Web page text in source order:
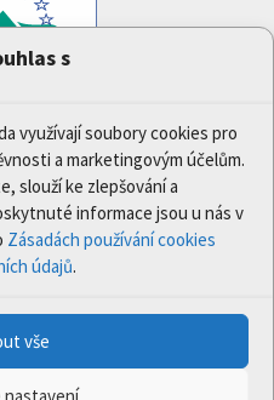
s
využívají soubory cookies pro
a marketingovým účelům.
slouží ke zlepšování a
informace jsou u nás v
Zásadách používání cookies
údajů.
vše
nastavení
podpořen z finančního
na těchto stránkách
pouze Ministerstva
projektu. Evropská
jakékoli použití informací